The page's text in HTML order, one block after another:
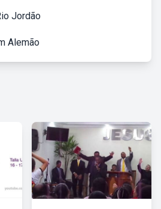
Jordão
Alemão